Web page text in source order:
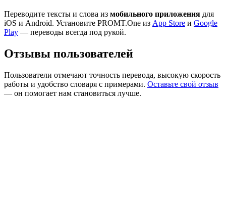
Переводите тексты и слова из мобильного приложения для
iOS и Android. Установите PROMT.One из App Store и Google
Play — переводы всегда под рукой.
Отзывы пользователей
Пользователи отмечают точность перевода, высокую скорость
работы и удобство словаря с примерами. Оставьте свой отзыв
— он помогает нам становиться лучше.